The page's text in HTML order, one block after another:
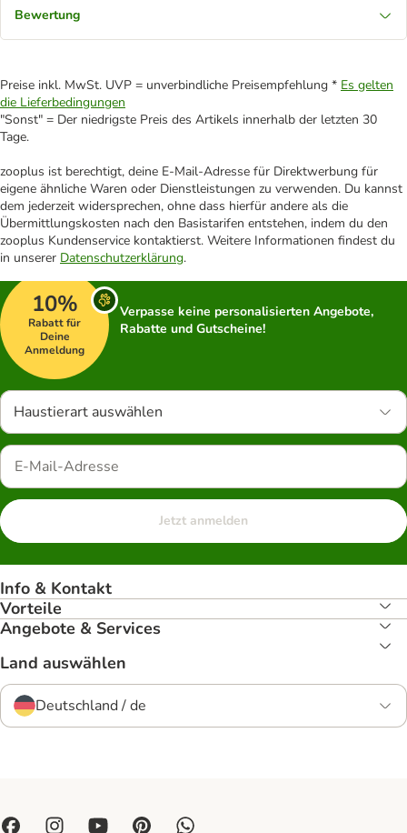
Bewertung
Preise inkl. MwSt. UVP = unverbindliche Preisempfehlung * Es gelten
die Lieferbedingungen
"Sonst" = Der niedrigste Preis des Artikels innerhalb der letzten 30
Tage.
zooplus ist berechtigt, deine E-Mail-Adresse für Direktwerbung für
eigene ähnliche Waren oder Dienstleistungen zu verwenden. Du kannst
dem jederzeit widersprechen, ohne dass hierfür andere als die
Übermittlungskosten nach den Basistarifen entstehen, indem du den
zooplus Kundenservice kontaktierst. Weitere Informationen findest du
in unserer Datenschutzerklärung.
10%
Rabatt für
Deine
Anmeldung
Verpasse keine personalisierten Angebote,
Rabatte und Gutscheine!
Haustierart auswählen
Jetzt anmelden
Info & Kontakt
Vorteile
Angebote & Services
Land auswählen
Deutschland / de